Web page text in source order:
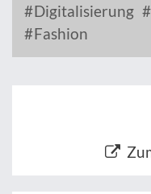
Digitalisierung
Fashion